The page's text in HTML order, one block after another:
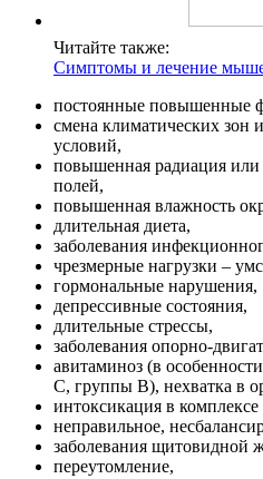
Читайте также:
Симптомы и лечение
постоянные повышенные
смена климатических зон
условий,
повышенная радиация
полей,
повышенная влажность
длительная диета,
заболевания
чрезмерные нагрузки –
гормональные нарушения,
депрессивные состояния,
длительные стрессы,
заболевания опорно-
авитаминоз (в
С, группы В), нехватка в
интоксикация в
неправильное,
заболевания щитовидной
переутомление,